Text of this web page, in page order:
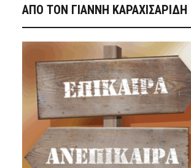
ΑΠΟ ΤΟΝ ΓΙΑΝΝΗ ΚΑΡΑΧΙΣΑΡΙΔΗ